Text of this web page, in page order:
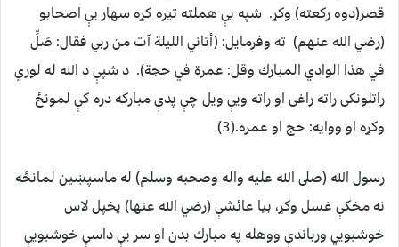
قصر(دوه ركعته) وكړ. شپه يې هملته تيره كړه سهار يې اصحابو
(رضي الله عنهم) ته وفرمايل: ‏(‏أتاني الليلة آت من ربي فقال‏:‏ صَلِّ
في هذا الوادي المبارك وقل‏:‏ عمرة في حجة‏)‏‏.‏ د شپې د الله له لوري
راتلونكى راته راغى او راته ويې ويل چې پدې مباركه دره كې لمونځ
وكړه او ووايه: حج او عمره.(3)
رسول الله (صلى الله عليه واله وصحبه وسلم) له ماسپښين لمانځه
نه مخكې غسل وكړ، بيا عائشې (رضي الله عنها) پخپل لاس
خوشبويي ورباندې ووهله په مبارك بدن او سر يې داسې خوشبويې